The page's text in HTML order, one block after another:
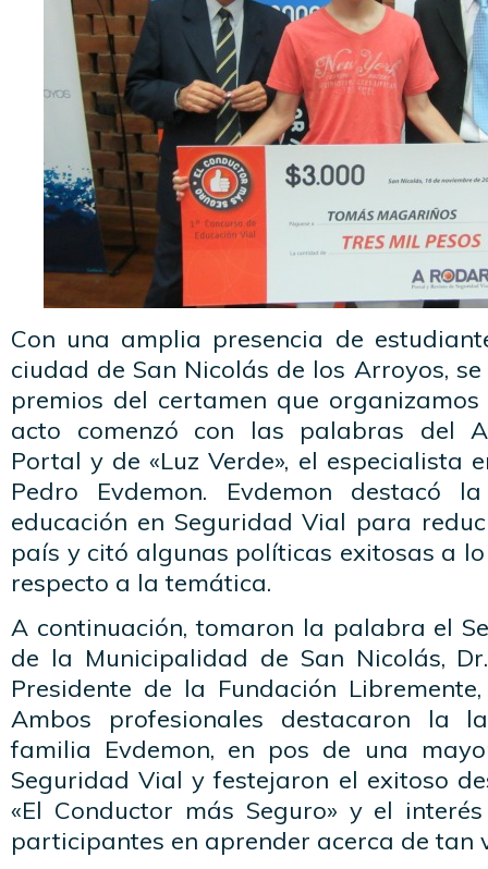
Con una amplia presencia de
ciudad de San Nicolás de los Arroyos,
premios del certamen que
acto comenzó con las palabras del
Portal y de «Luz Verde», el especialista
Pedro Evdemon. Evdemon destacó
educación en Seguridad Vial para
país y citó algunas políticas exitosas a
respecto a la temática.
A continuación, tomaron la palabra el
de la Municipalidad de San Nicolás,
Presidente de la Fundación
Ambos profesionales destacaron la
familia Evdemon, en pos de una
Seguridad Vial y festejaron el exitoso
«El Conductor más Seguro» y el
participantes en aprender acerca de tan